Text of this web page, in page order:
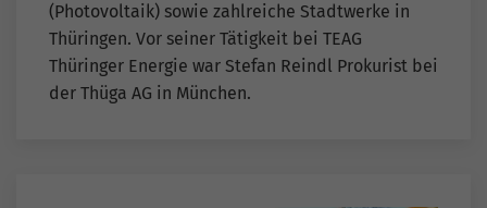
(Photovoltaik) sowie zahlreiche Stadtwerke in
Thüringen. Vor seiner Tätigkeit bei TEAG
Thüringer Energie war Stefan Reindl Prokurist bei
der Thüga AG in München.